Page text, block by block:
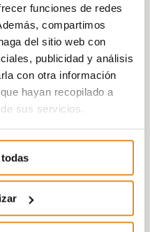
funciones de redes
compartimos
del sitio web con
publicidad y análisis
con otra información
hayan recopilado a
sus servicios.